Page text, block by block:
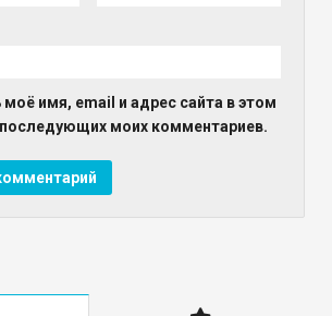
моё имя, email и адрес сайта в этом
последующих моих комментариев.